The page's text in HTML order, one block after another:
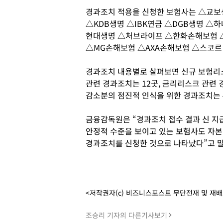
경과조치 적용을 신청한 보험사는 △
△KDB생명 △IBK연금 △DGB생명 △하
현대생명 △처브라이프 △한화손해보
△MG손해보험 △AXA손해보험 △스코르
경과조치 내용별로 살펴보면 신규 보험
관련 경과조치는 12곳, 금리리스크 관련
감소분의 점진적 인식을 위한 경과조치
금융감독원은 “경과조치 접수 결과 신
안정적 수준을 보이고 있는 보험사도 자
경과조치를 신청한 것으로 나타났다”고
<저작권자(c) 비즈니스포스트 무단전재 및 재
조승리 기자의 다른기사보기